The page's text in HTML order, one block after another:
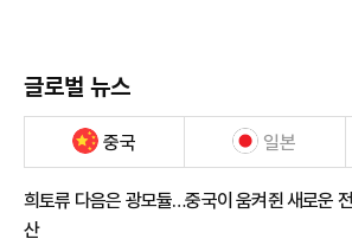
글로벌 뉴스
중국 일본
희토류 다음은 광모듈…중국이 움켜쥔 새로운
산